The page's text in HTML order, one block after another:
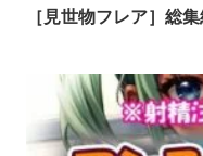
［見世物フレア］総